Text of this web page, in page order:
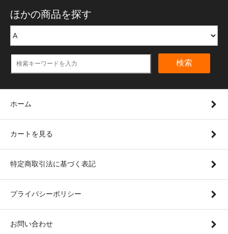
ほかの商品を探す
検索
ホーム
カートを見る
特定商取引法に基づく表記
プライバシーポリシー
お問い合わせ